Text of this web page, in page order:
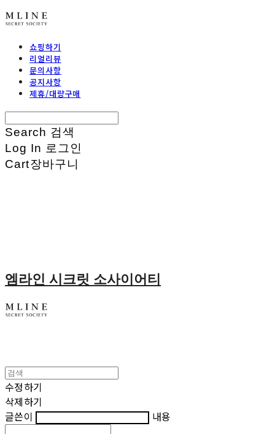
쇼핑하기
리얼리뷰
문의사항
공지사항
제휴/대량구매
Search 검색
Log In 로그인
Cart장바구니
엠라인 시크릿 소사이어티
수정하기
삭제하기
글쓴이
내용